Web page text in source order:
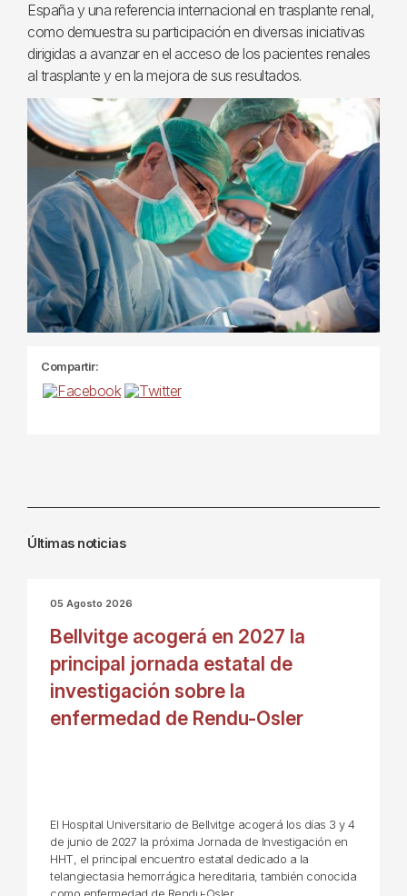
España y una referencia internacional en trasplante renal,
como demuestra su participación en diversas iniciativas
dirigidas a avanzar en el acceso de los pacientes renales
al trasplante y en la mejora de sus resultados.
Compartir:
Últimas noticias
05 Agosto 2026
Bellvitge acogerá en 2027 la
principal jornada estatal de
investigación sobre la
enfermedad de Rendu-Osler
El Hospital Universitario de Bellvitge acogerá los días 3 y 4
de junio de 2027 la próxima Jornada de Investigación en
HHT, el principal encuentro estatal dedicado a la
telangiectasia hemorrágica hereditaria, también conocida